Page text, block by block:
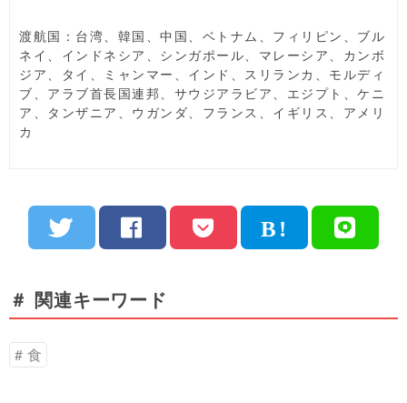
渡航国：台湾、韓国、中国、ベトナム、フィリピン、ブル
ネイ、インドネシア、シンガポール、マレーシア、カンボ
ジア、タイ、ミャンマー、インド、スリランカ、モルディ
ブ、アラブ首長国連邦、サウジアラビア、エジプト、ケニ
ア、タンザニア、ウガンダ、フランス、イギリス、アメリ
カ
＃ 関連キーワード
食